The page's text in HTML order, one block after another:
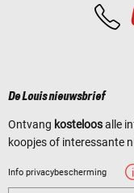
De Louis nieuwsbrief
Ontvang kosteloosalle
koopjes of interessante
Info privacybescherming